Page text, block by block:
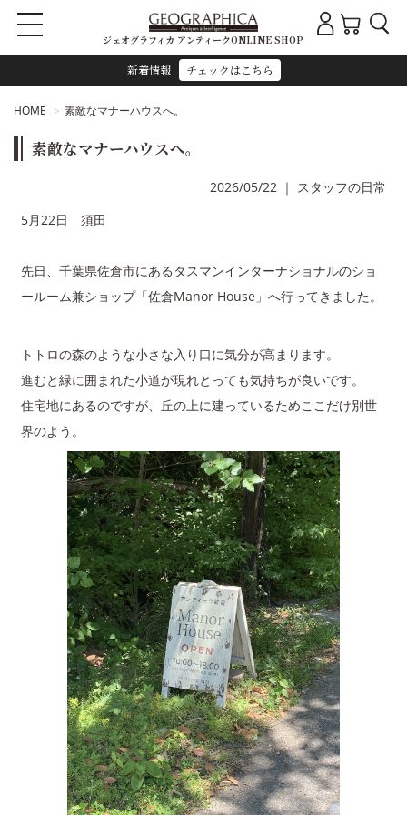
新着情報 チェックはこちら
ジェオグラフィカ アンティークONLINE SHOP
HOME 素敵なマナーハウスへ。
素敵なマナーハウスへ。
2026/05/22 ｜ スタッフの日常
5月22日 須田
先日、千葉県佐倉市にあるタスマンインターナショナルのショ
ールーム兼ショップ「佐倉Manor House」へ行ってきました。
トトロの森のような小さな入り口に気分が高まります。
進むと緑に囲まれた小道が現れとっても気持ちが良いです。
住宅地にあるのですが、丘の上に建っているためここだけ別世
界のよう。